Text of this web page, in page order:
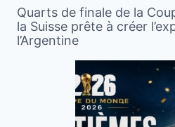
Quarts de finale de la
la Suisse prête à créer
l’Argentine